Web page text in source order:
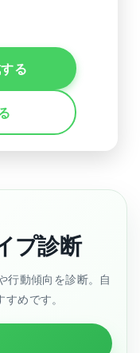
る
プ診断
行動傾向を診断。自
めです。